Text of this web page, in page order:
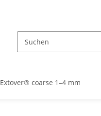
Extover® coarse 1–4 mm